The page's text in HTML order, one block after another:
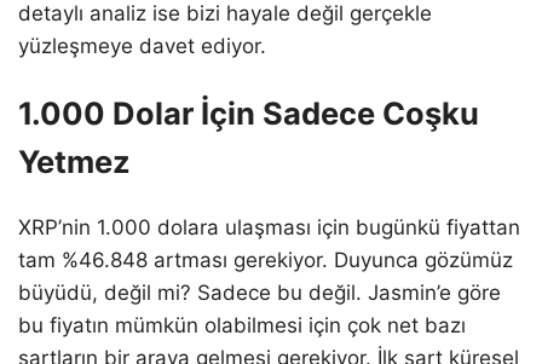
detaylı analiz ise bizi hayale değil gerçekle
yüzleşmeye davet ediyor.
1.000 Dolar İçin Sadece Coşku
Yetmez
XRP’nin 1.000 dolara ulaşması için bugünkü fiyattan
tam %46.848 artması gerekiyor. Duyunca gözümüz
büyüdü, değil mi? Sadece bu değil. Jasmin’e göre
bu fiyatın mümkün olabilmesi için çok net bazı
şartların bir araya gelmesi gerekiyor. İlk şart küresel